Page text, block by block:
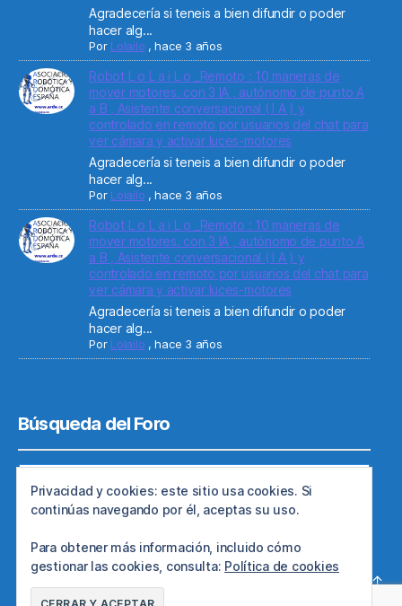
Agradecería si teneis a bien difundir o poder
hacer alg...
Por Lolailo ,hace 3 años
Robot L o L a i L o _Remoto : 10 maneras de
mover motores. con 3 IA , autónomo de punto A
a B , Asistente conversacional ( I A ) y
controlado en remoto por usuarios del chat para
ver cámara y activar luces-motores
Agradecería si teneis a bien difundir o poder
hacer alg...
Por Lolailo ,hace 3 años
Robot L o L a i L o _Remoto : 10 maneras de
mover motores. con 3 IA , autónomo de punto A
a B , Asistente conversacional ( I A ) y
controlado en remoto por usuarios del chat para
ver cámara y activar luces-motores
Agradecería si teneis a bien difundir o poder
hacer alg...
Por Lolailo ,hace 3 años
Búsqueda del Foro
↑
Privacidad y cookies: este sitio usa cookies. Si
continúas navegando por él, aceptas su uso.
Para obtener más información, incluido cómo
gestionar las cookies, consulta: Política de cookies